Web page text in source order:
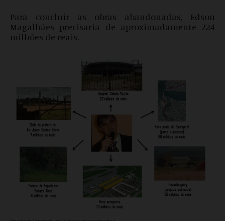
Para concluir as obras abandonadas, Edson
Magalhães precisaria de aproximadamente 224
milhões de reais.